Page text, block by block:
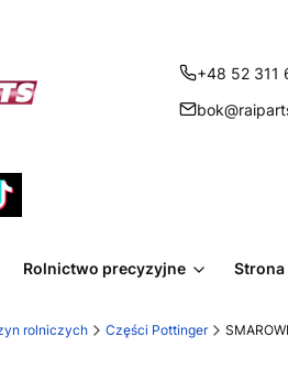
+48 52 311
Rolnictwo precyzyjne Strona
rolniczych Części Pottinger